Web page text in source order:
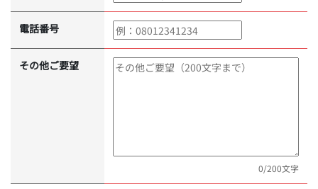
電話番号
その他ご要望
0/200文字